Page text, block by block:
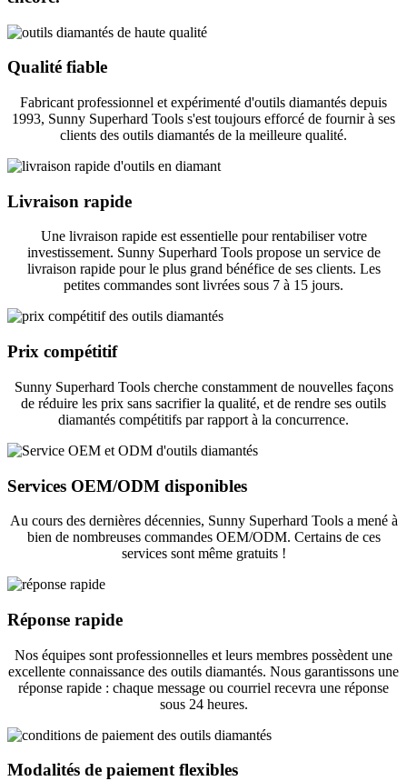
Qualité fiable
Fabricant professionnel et expérimenté d'outils diamantés depuis
1993, Sunny Superhard Tools s'est toujours efforcé de fournir à ses
clients des outils diamantés de la meilleure qualité.
Livraison rapide
Une livraison rapide est essentielle pour rentabiliser votre
investissement. Sunny Superhard Tools propose un service de
livraison rapide pour le plus grand bénéfice de ses clients. Les
petites commandes sont livrées sous 7 à 15 jours.
Prix ​​compétitif
Sunny Superhard Tools cherche constamment de nouvelles façons
de réduire les prix sans sacrifier la qualité, et de rendre ses outils
diamantés compétitifs par rapport à la concurrence.
Services OEM/ODM disponibles
Au cours des dernières décennies, Sunny Superhard Tools a mené à
bien de nombreuses commandes OEM/ODM. Certains de ces
services sont même gratuits !
Réponse rapide
Nos équipes sont professionnelles et leurs membres possèdent une
excellente connaissance des outils diamantés. Nous garantissons une
réponse rapide : chaque message ou courriel recevra une réponse
sous 24 heures.
Modalités de paiement flexibles